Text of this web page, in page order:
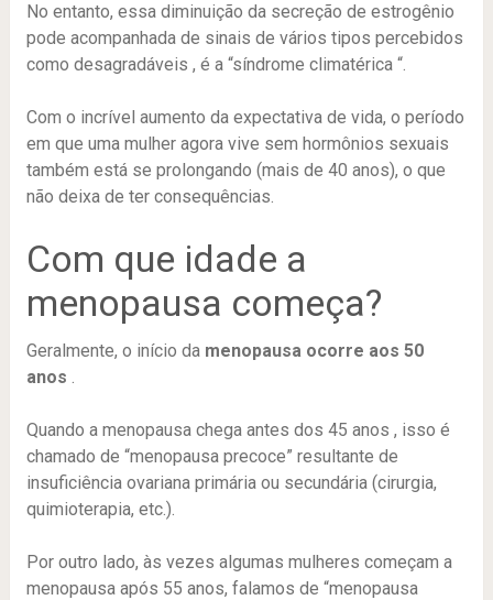
No entanto, essa diminuição da secreção de estrogênio
pode acompanhada de sinais de vários tipos percebidos
como desagradáveis , é a “síndrome climatérica “.
Com o incrível aumento da expectativa de vida, o período
em que uma mulher agora vive sem hormônios sexuais
também está se prolongando (mais de 40 anos), o que
não deixa de ter consequências.
Com que idade a
menopausa começa?
Geralmente, o início da menopausa ocorre aos 50
anos .
Quando a menopausa chega antes dos 45 anos , isso é
chamado de “menopausa precoce” resultante de
insuficiência ovariana primária ou secundária (cirurgia,
quimioterapia, etc.).
Por outro lado, às vezes algumas mulheres começam a
menopausa após 55 anos, falamos de “menopausa